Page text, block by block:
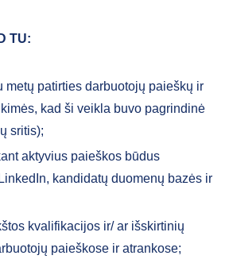
TU:
metų patirties darbuotojų paieškų ir
kad ši veikla buvo pagrindinė
sritis);
aktyvius paieškos būdus
kandidatų duomenų bazės ir
kvalifikacijos ir/ ar išskirtinių
paieškose ir atrankose;